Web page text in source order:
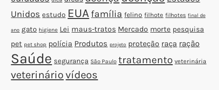
Unidos estudo EUA família felino filhote filhotes final de
ano gato higiene Lei maus-tratos Mercado morte pesquisa
pet pet shop polícia Produtos projeto proteção raça ração
Saúde segurança São Paulo tratamento veterinária
veterinário vídeos